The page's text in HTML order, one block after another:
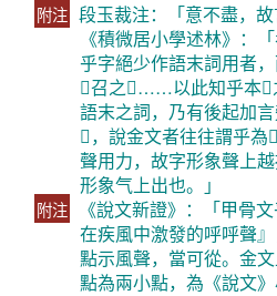
附注 段玉裁注：「意不盡，
《積微居小學述林》：
乎字絕少作語末詞用者
𧦝召之𧦝……以此知乎本
語末之詞，乃有後起加
𧦝，說金文者往往謂乎
聲用力，故字形象聲上
形象气上出也。」
附注
《說文新證》：「甲骨
在疾風中激發的呼呼聲
點示風聲，當可從。金
點為兩小點，為《說文》